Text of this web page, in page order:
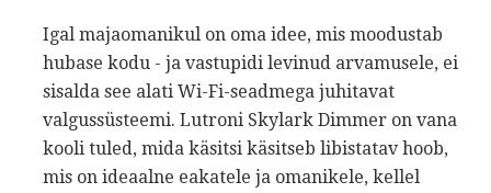
Igal majaomanikul on oma idee, mis moodustab
hubase kodu - ja vastupidi levinud arvamusele, ei
sisalda see alati Wi-Fi-seadmega juhitavat
valgussüsteemi. Lutroni Skylark Dimmer on vana
kooli tuled, mida käsitsi käsitseb libistatav hoob,
mis on ideaalne eakatele ja omanikele, kellel